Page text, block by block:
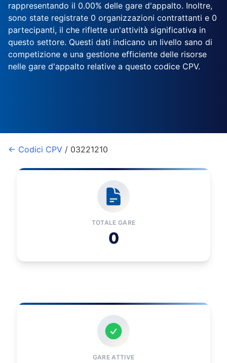
rappresentando il 0.00% delle gare d'appalto. Inoltre,
sono state registrate 0 organizzazioni contrattanti e 0
partecipanti, il che riflette un'attività significativa in
questo settore. Questi dati indicano un livello sano di
competizione e una gestione efficiente delle risorse
nelle gare d'appalto relative a questo codice CPV.
← Codici CPV / 03221210
TOTALE GARE
0
GARE ATTIVE